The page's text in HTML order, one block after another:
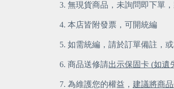
3. 無現貨商品，未詢問即下單
4. 本店皆附發票，可開統編
5. 如需統編，請於訂單備註，
6. 商品送修請出示保固卡 (如遺
7. 為維護您的權益， 建議將商